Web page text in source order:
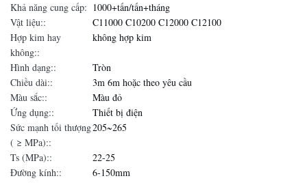
Khả năng cung cấp: 1000+tấn/tấn+tháng
Vật liệu::
C11000 C10200 C12000 C12100
Hợp kim hay
không::
không hợp kim
Hình dạng::
Tròn
Chiều dài::
3m 6m hoặc theo yêu cầu
Màu sắc::
Màu đỏ
Ứng dụng::
Thiết bị điện
Sức mạnh tối thượng
( ≥ MPa)::
205~265
Ts (MPa)::
22-25
Đường kính::
6-150mm